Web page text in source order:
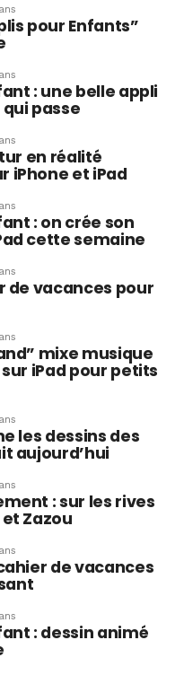
pour Enfants”
: une belle appli
passe
en réalité
iPhone et iPad
: on crée son
cette semaine
de vacances pour
mixe musique
iPad pour petits
les dessins des
aujourd’hui
: sur les rives
Zazou
de vacances
: dessin animé